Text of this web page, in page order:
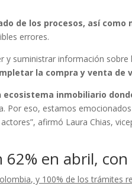
de los procesos, así
errores.
y suministrar información
la compra y venta de
ecosistema inmobiliario
Por eso, estamos
afirmó Laura Chias,
en abril,
y 100% de los trámites